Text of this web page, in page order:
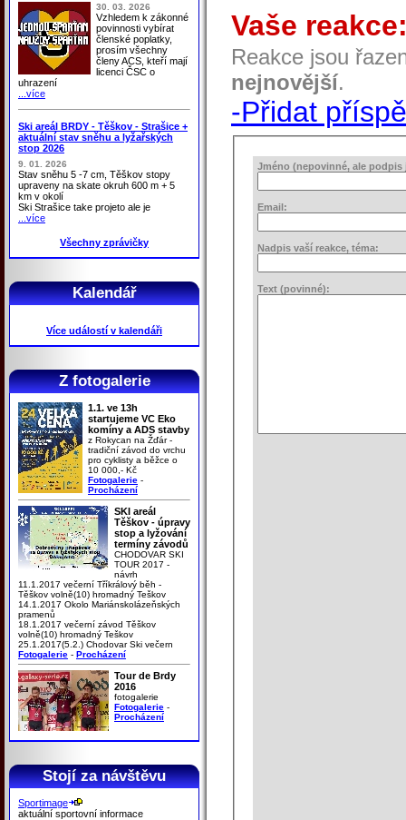
30. 03. 2026
Vzhledem k zákonné
povinnosti vybírat
členské poplatky,
prosím všechny
členy ACS, kteří mají
licenci ČSC o
uhrazení
...více
Ski areál BRDY - Těškov - Strašice +
aktuální stav sněhu a lyžařských
stop 2026
9. 01. 2026
Stav sněhu 5 -7 cm, Těškov stopy
upraveny na skate okruh 600 m + 5
km v okolí
Ski Strašice take projeto ale je
...více
Všechny zprávičky
Kalendář
Více událostí v kalendáři
Z fotogalerie
1.1. ve 13h
startujeme VC Eko
komíny a ADS stavby
z Rokycan na Žďár -
tradiční závod do vrchu
pro cyklisty a běžce o
10 000,- Kč
Fotogalerie -
Procházení
SKI areál
Těškov - úpravy
stop a lyžování
termíny závodů
CHODOVAR SKI
TOUR 2017 -
návrh
11.1.2017 večerní Tříkrálový běh -
Těškov volně(10) hromadný Teškov
14.1.2017 Okolo Mariánskolázeňských
pramenů
18.1.2017 večerní závod Těškov
volně(10) hromadný Teškov
25.1.2017(5.2.) Chodovar Ski večern
Fotogalerie - Procházení
Tour de Brdy
2016
fotogalerie
Fotogalerie -
Procházení
Stojí za návštěvu
Sportimage
aktuální sportovní informace
Vaše
Reakce jsou
nejnovější.
-Přidat
Jméno (nepovinné, ale podpis
Email:
Nadpis vaší reakce, téma:
Text (povinné):